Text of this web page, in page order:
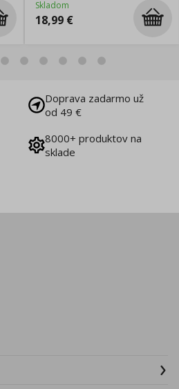
Skladom
18,99 €
Doprava zadarmo už
od 49 €
8000+ produktov na
sklade